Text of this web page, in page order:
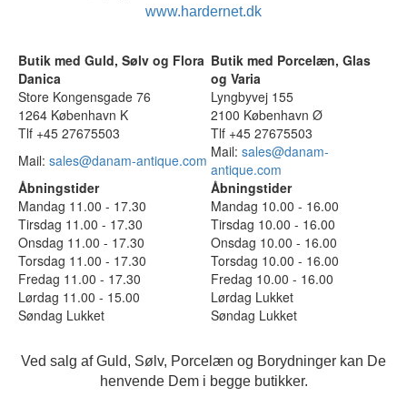
www.hardernet.dk
Butik med Guld, Sølv og Flora
Danica
Butik med Porcelæn, Glas
og Varia
Store Kongensgade 76
Lyngbyvej 155
1264 København K
2100 København Ø
Tlf +45 27675503
Tlf +45 27675503
Mail: sales@danam-antique.com Mail: sales@danam-
antique.com
Åbningstider
Åbningstider
Mandag 11.00 - 17.30
Mandag 10.00 - 16.00
Tirsdag 11.00 - 17.30
Tirsdag 10.00 - 16.00
Onsdag 11.00 - 17.30
Onsdag 10.00 - 16.00
Torsdag 11.00 - 17.30
Torsdag 10.00 - 16.00
Fredag 11.00 - 17.30
Fredag 10.00 - 16.00
Lørdag 11.00 - 15.00
Lørdag Lukket
Søndag Lukket
Søndag Lukket
Ved salg af Guld, Sølv, Porcelæn og Borydninger kan De
henvende Dem i begge butikker.